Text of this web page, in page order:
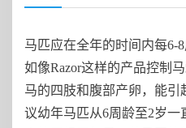
马匹应在全年的时间内每6-
如像Razor这样的产品控制
马的四肢和腹部产卵，能
议幼年马匹从6周龄至2岁一